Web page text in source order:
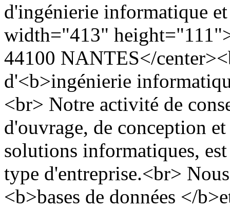
d'ingénierie informatique
width="413"
44100 NANTES</
d'<b>ingénierie
<br> Notre activité de
d'ouvrage, de conception
solutions informatiques,
type d'entreprise.<br>
<b>bases de données </